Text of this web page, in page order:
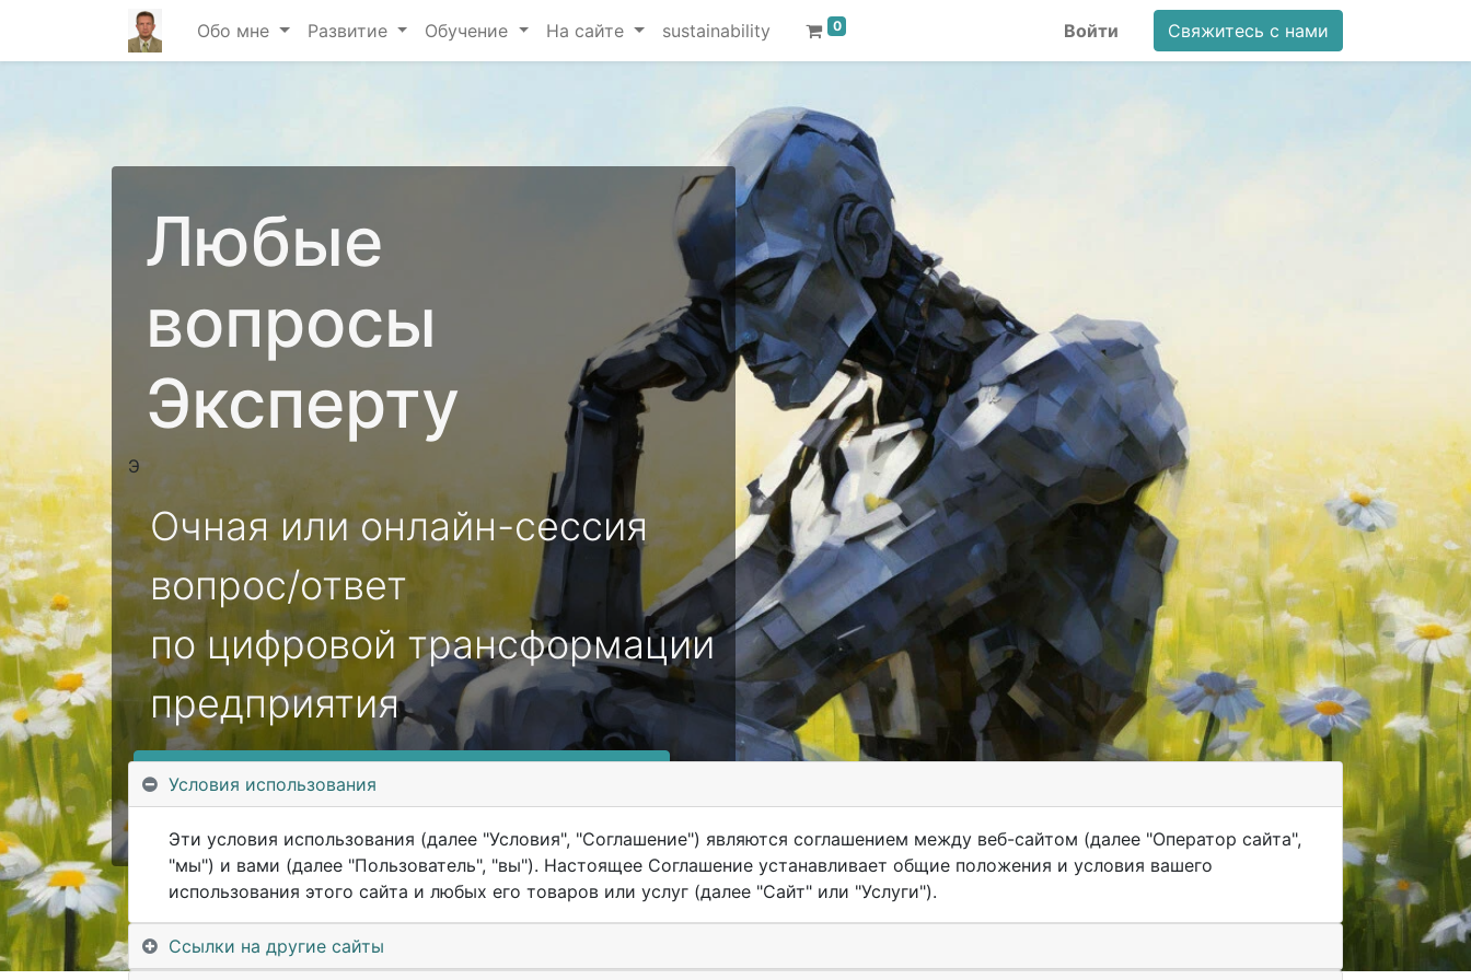
Обо мне Развитие Обучение На сайте sustainability 0 Войти Свяжитесь с нами
Любые
вопросы
Эксперту
Э
Очная или онлайн-сессия
вопрос/ответ
по цифровой трансформации
предприятия
Заказать сессию или уточнить условия
Условия использования
Эти условия использования (далее "Условия", "Соглашение") являются соглашением между веб-сайтом (далее "Оператор сайта",
"мы") и вами (далее "Пользователь", "вы"). Настоящее Соглашение устанавливает общие положения и условия вашего
использования этого сайта и любых его товаров или услуг (далее "Сайт" или "Услуги").
Ссылки на другие сайты